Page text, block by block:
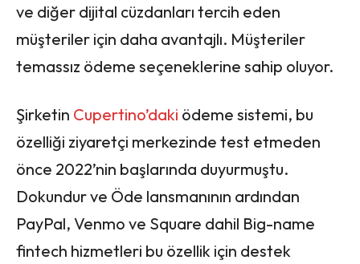
ve diğer dijital cüzdanları tercih eden
müşteriler için daha avantajlı. Müşteriler
temassız ödeme seçeneklerine sahip oluyor.
Şirketin Cupertino’daki ödeme sistemi, bu
özelliği ziyaretçi merkezinde test etmeden
önce 2022’nin başlarında duyurmuştu.
Dokundur ve Öde lansmanının ardından
PayPal, Venmo ve Square dahil Big-name
fintech hizmetleri bu özellik için destek